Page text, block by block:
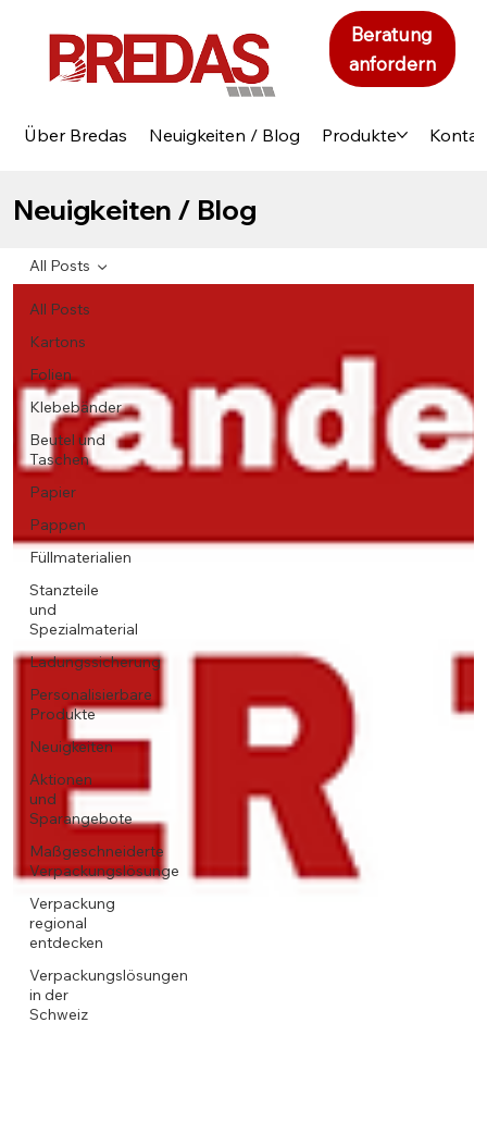
Über Bredas Neuigkeiten / Blog Produkte
Beratung
anfordern
Neuigkeiten / Blog
All Posts
Kartons
Folien
Klebebänder
Beutel und
Taschen
Papier
Pappen
Füllmaterialien
Stanzteile
und
Spezialmaterial
Ladungssicherung
Personalisierbare
Produkte
Neuigkeiten
Aktionen
und
Sparangebote
Maßgeschneiderte
Verpackungslösunge
Verpackung
regional
entdecken
Verpackungslösungen
in der
Schweiz
All Posts